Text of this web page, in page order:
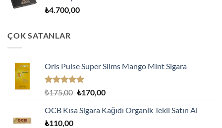
₺4.700,00
ÇOK SATANLAR
Oris Pulse Super Slims Mango Mint Sigara
5 üzerinden
oy
aldı
₺175,00 Orijinal
₺175,00.
₺170,00Şu
fiyat:
OCB Kısa Sigara Kağıdı Organik Tekli Satın Al
₺110,00